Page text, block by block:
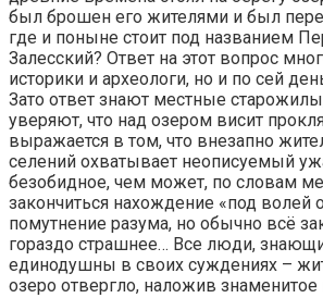
был брошен его жителями и был
где и поныне стоит под названием
Залесский? Ответ на этот вопрос
историки и археологи, но и по сей
Зато ответ знают местные
уверяют, что над озером висит
выражается в том, что внезапно
селений охватывает неописуемый
безобидное, чем может, по словам
закончиться нахождение «под волей
помутнение разума, но обычно всё
гораздо страшнее… Все люди,
единодушны в своих суждениях –
озеро отвергло, наложив знаменитое